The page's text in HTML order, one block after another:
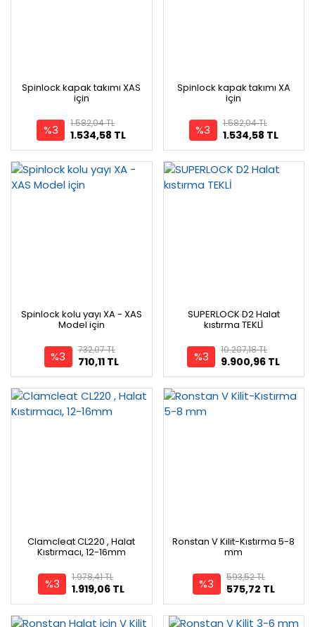
Spinlock kapak takımı XAS
için
%3 1.534,58 TL
1.582,04 TL
Spinlock kapak takımı XA
için
%3 1.534,58 TL
1.582,04 TL
Spinlock kolu yayı XA - XAS
Model için
%3 710,11 TL
732,07 TL
SUPERLOCK D2 Halat
kıstırma TEKLİ
%3 9.900,96 TL
10.207,18 TL
Clamcleat CL220 , Halat
Kıstırmacı, 12-16mm
%3 1.919,06 TL
1.978,41 TL
Ronstan V Kilit-Kıstırma 5-8
mm
%3 575,72 TL
593,52 TL